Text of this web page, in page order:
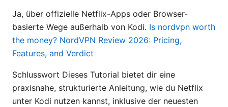
Ja, über offizielle Netflix-Apps oder Browser-
basierte Wege außerhalb von Kodi. Is nordvpn worth
the money? NordVPN Review 2026: Pricing,
Features, and Verdict
Schlusswort Dieses Tutorial bietet dir eine
praxisnahe, strukturierte Anleitung, wie du Netflix
unter Kodi nutzen kannst, inklusive der neuesten